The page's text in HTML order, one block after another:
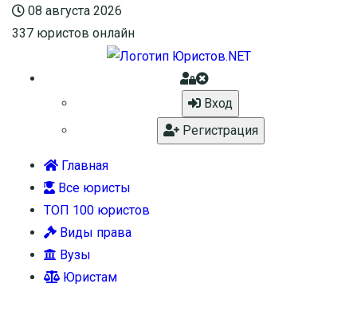
08 августа 2026
337 юристов онлайн
Вход
Регистрация
Главная
Все юристы
ТОП 100 юристов
Виды права
Вузы
Юристам